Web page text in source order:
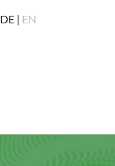
DE | EN